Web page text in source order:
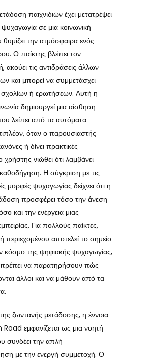
παιχνιδιών έχει μετατρέψει
σε μια κοινωνική
θυμίζει την ατμόσφαιρα ενός
Ο παίκτης βλέπει τον
ακούει τις αντιδράσεις άλλων
και μπορεί να συμμετάσχει
ή ερωτήσεων. Αυτή η
δημιουργεί μια αίσθηση
λείπει από τα αυτόματα
όταν ο παρουσιαστής
ή δίνει πρακτικές
νιώθει ότι λαμβάνει
Η σύγκριση με τις
μορφές ψυχαγωγίας δείχνει ότι η
προσφέρει τόσο την άνεση
και την ενέργεια μιας
Για πολλούς παίκτες,
αποτελεί το σημείο
κόσμο της ψηφιακής ψυχαγωγίας,
να παρατηρήσουν πώς
άλλοι και να μάθουν από τα
ζωντανής μετάδοσης, η έννοια
εμφανίζεται ως μια νοητή
συνδέει την απλή
με την ενεργή συμμετοχή. Ο